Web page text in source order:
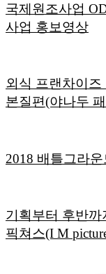
국제원조사업
사업 홍보영상
외식 프랜차이즈
본질편(야나두
2018 배틀그라
기획부터 후반
픽쳐스(I M